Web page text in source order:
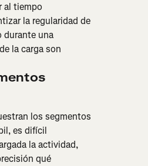
al tiempo
la regularidad de
durante una
la carga son
los segmentos
es difícil
la actividad,
qué